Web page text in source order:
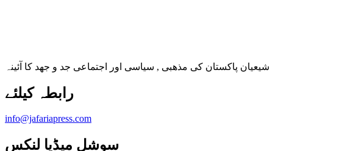
شیعیان پاکستان کی مذهبی , سیاسی اور اجتماعی جد و جهد کا آئینہ
info@jafariapress.com​
سوشل میڈیا لنکس